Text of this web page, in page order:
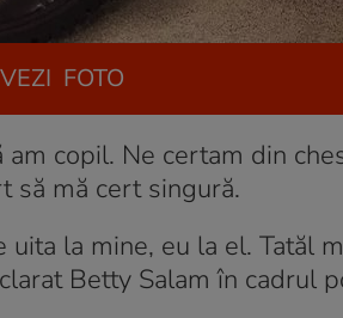
VEZI FOTO
am copil. Ne certam din
să mă cert singură.
la mine, eu la el. Tatăl
Betty Salam în cadrul